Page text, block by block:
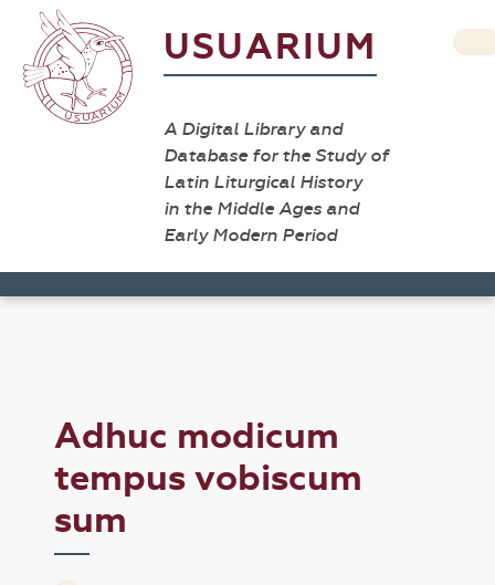
USUARIUM
A Digital Library and
Database for the Study of
Latin Liturgical History
in the Middle Ages and
Early Modern Period
Adhuc modicum
tempus vobiscum
sum